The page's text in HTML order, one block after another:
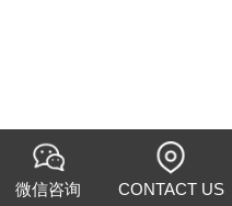
微信咨询 CONTACT US